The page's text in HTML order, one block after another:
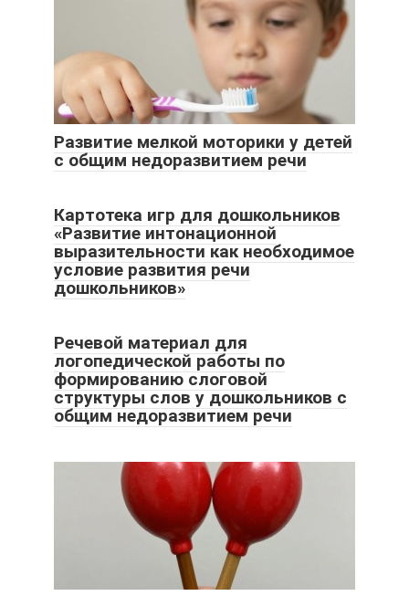
Развитие мелкой моторики у детей
с общим недоразвитием речи
Картотека игр для дошкольников
«Развитие интонационной
выразительности как необходимое
условие развития речи
дошкольников»
Речевой материал для
логопедической работы по
формированию слоговой
структуры слов у дошкольников с
общим недоразвитием речи